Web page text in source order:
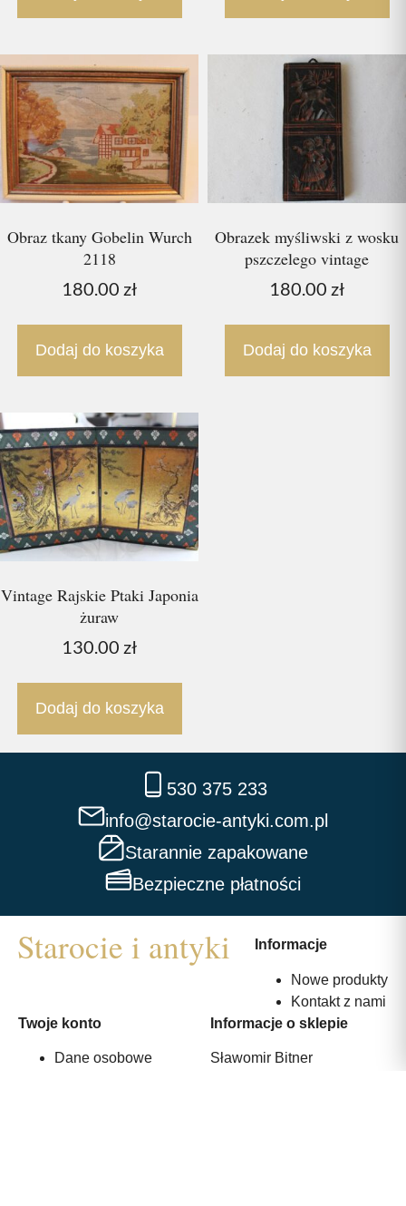
Obraz tkany Gobelin Wurch
2118
180.00 zł
Dodaj do koszyka
Obrazek myśliwski z wosku
pszczelego vintage
180.00 zł
Dodaj do koszyka
Vintage Rajskie Ptaki Japonia
żuraw
130.00 zł
Dodaj do koszyka
530 375 233
info@starocie-antyki.com.pl
Starannie zapakowane
Bezpieczne płatności
Informacje
Nowe produkty
Kontakt z nami
Twoje konto
Dane osobowe
Informacje o sklepie
Sławomir Bitner